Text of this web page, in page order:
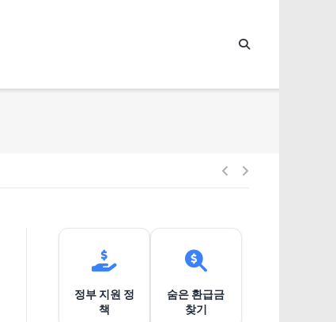
글
게
정부 지원 정
책
숨은 환급금
찾기